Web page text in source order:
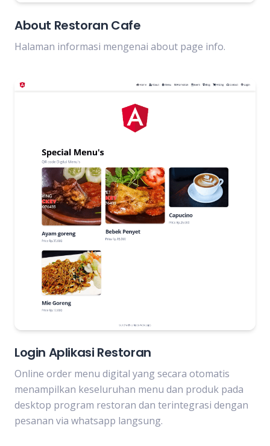
About Restoran Cafe
Halaman informasi mengenai about page info.
Login Aplikasi Restoran
Online order menu digital yang secara otomatis
menampilkan keseluruhan menu dan produk pada
desktop program restoran dan terintegrasi dengan
pesanan via whatsapp langsung.